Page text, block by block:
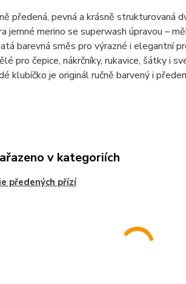
předená, pevná a krásně strukturovaná
jemné merino se superwash úpravou –
barevná směs pro výrazné i elegantní
pro čepice, nákrčníky, rukavice, šátky i
klubíčko je originál ručně barvený i
v kategoriích
předených přízí